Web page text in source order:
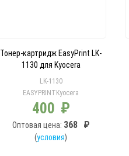
Тонер-картридж EasyPrint LK-
1130 для Kyocera
LK-1130
EASYPRINT Kyocera
400 ₽
Оптовая цена: 368 ₽
(условия)